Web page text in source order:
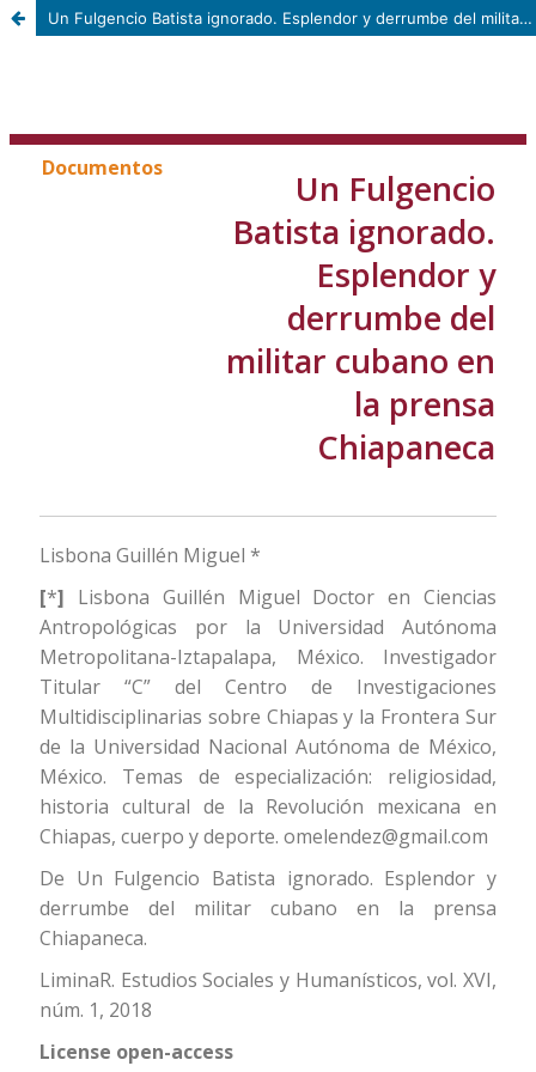
Un Fulgencio Batista ignorado. Esplendor y derrumbe del militar cubano en la prensa chiapaneca